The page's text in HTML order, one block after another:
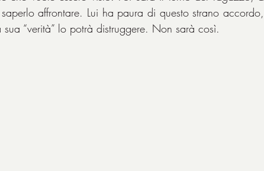
affrontare. Lui ha paura di questo strano accordo,
“verità” lo potrà distruggere. Non sarà così.